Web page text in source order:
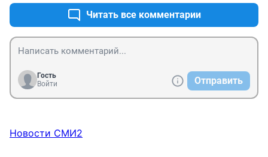
продуктах витамин Д есть только в яичном желтке, да
и то в малых количествах. А кто ежедневно бывает
на солнце, кроме дорожных рабочих? Да и те зимой
одеты. Лет через 5 - 10 опять напишут, что надо пить.
А мы и не прекращали.
Читать все комментарии
Гость
Войти
Отправить
Новости СМИ2